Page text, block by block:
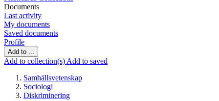
Documents
Last activity
My documents
Saved documents
Profile
Add to ...
Add to collection(s) Add to saved
Samhällsvetenskap
Sociologi
Diskriminering